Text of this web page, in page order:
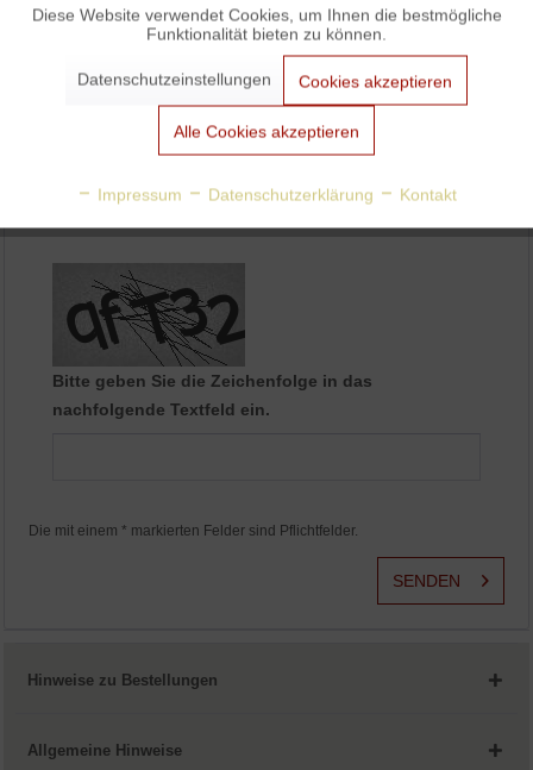
Bitte geben Sie die Zeichenfolge in das
nachfolgende Textfeld ein.
Die mit einem * markierten Felder sind Pflichtfelder.
SENDEN
Hinweise zu Bestellungen
Allgemeine Hinweise
Aktiv
Aktiv
Personalisierung
Diese Website verwendet Cookies, um Ihnen die bestmögliche
Funktionalität bieten zu können.
Datenschutzeinstellungen Cookies akzeptieren
Alle Cookies akzeptieren
Impressum Datenschutzerklärung Kontakt